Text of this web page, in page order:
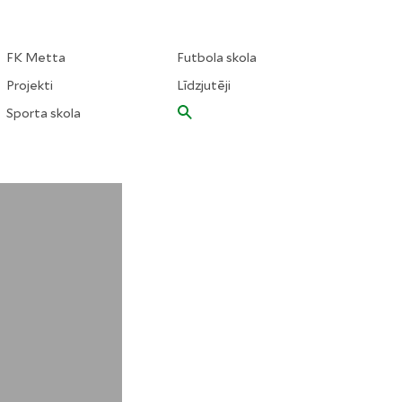
FK Metta
Projekti
Sporta skola
Futbola skola
Līdzjutēji